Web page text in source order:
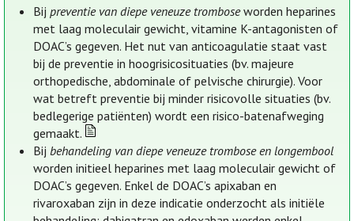
Bijpreventie van diepe veneuze tromboseworden heparines
met laag moleculair gewicht, vitamine K-antagonisten of
DOAC’s gegeven. Het nut van anticoagulatie staat vast
bij de preventie in hoogrisicosituaties (bv. majeure
orthopedische, abdominale of pelvische chirurgie). Voor
wat betreft preventie bij minder risicovolle situaties (bv.
bedlegerige patiënten) wordt een risico-batenafweging
gemaakt.
Bijbehandeling van diepe veneuze trombose en longembool
worden initieel heparines met laag moleculair gewicht of
DOAC’s gegeven. Enkel de DOAC’s apixaban en
rivaroxaban zijn in deze indicatie onderzocht als initiële